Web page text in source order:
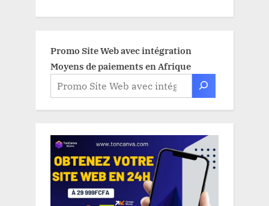
Promo Site Web avec intégration
Moyens de paiements en Afrique